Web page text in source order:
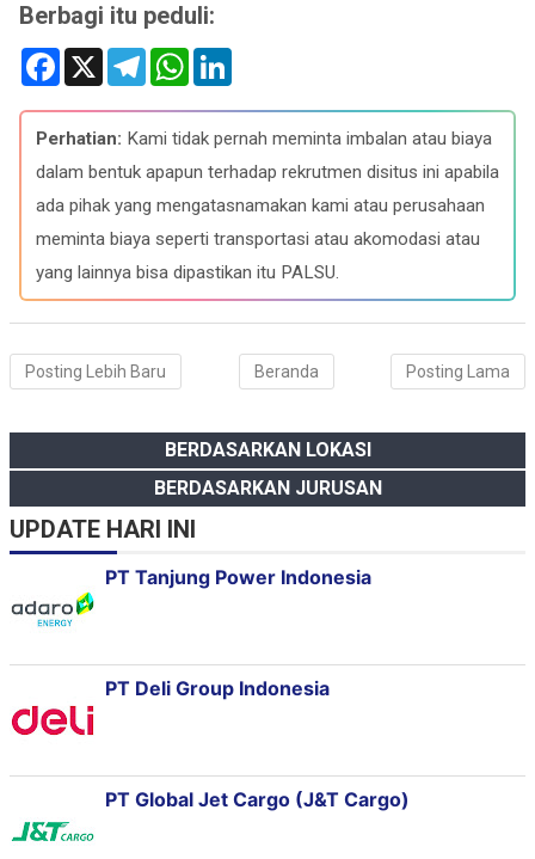
Berbagi itu peduli:
F
e
b
o
o
X
T
e
e
g
r
a
W
t
s
A
p
k
e
d
I
Perhatian: Kami tidak pernah meminta imbalan atau biaya
dalam bentuk apapun terhadap rekrutmen disitus ini apabila
ada pihak yang mengatasnamakan kami atau perusahaan
meminta biaya seperti transportasi atau akomodasi atau
yang lainnya bisa dipastikan itu PALSU.
Posting Lebih Baru Posting Lama
Beranda
BERDASARKAN LOKASI
BERDASARKAN JURUSAN
UPDATE HARI INI